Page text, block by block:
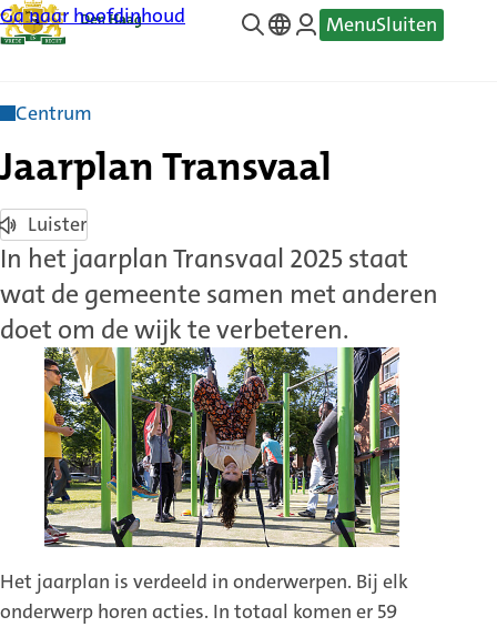
Ga naar hoofdinhoud
—
MenuSluiten
Centrum
Jaarplan Transvaal
Luister
In het jaarplan Transvaal 2025 staat
wat de gemeente samen met anderen
doet om de wijk te verbeteren.
Het jaarplan is verdeeld in onderwerpen. Bij elk
onderwerp horen acties. In totaal komen er 59